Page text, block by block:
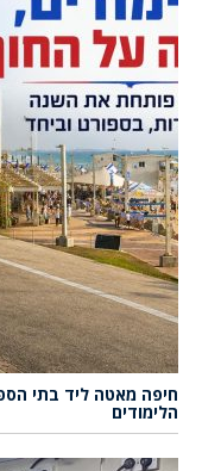
חיפה מאטה ליד בתי
הלימודים